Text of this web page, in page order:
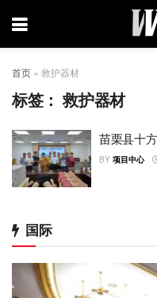
首页 » 救护器材
标签：救护器材
苗栗县十
BY 项目中心
国际